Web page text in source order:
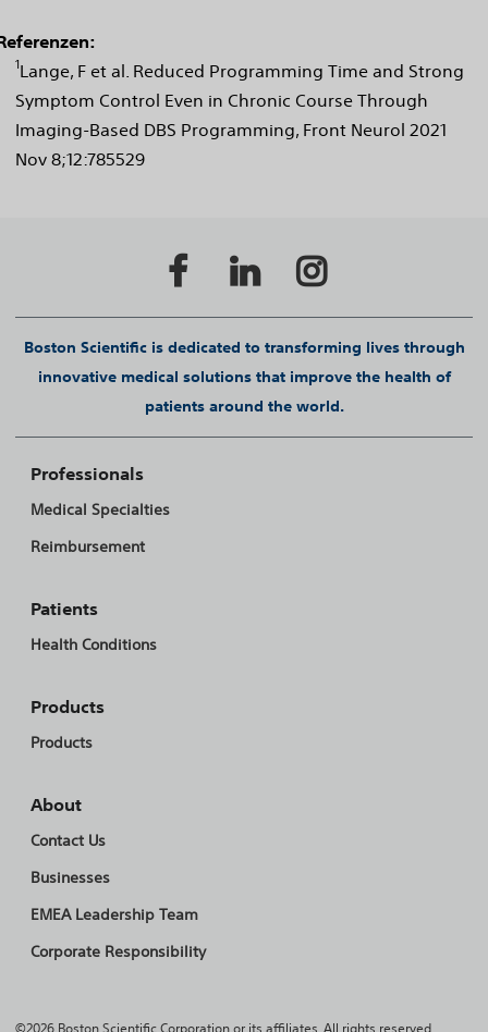
1Lange, F et al. Reduced Programming Time and Strong
Symptom Control Even in Chronic Course Through
Imaging-Based DBS Programming, Front Neurol 2021
Nov 8;12:785529
Boston Scientific is dedicated to transforming lives through
innovative medical solutions that improve the health of
patients around the world.
Professionals
Medical Specialties
Reimbursement
Patients
Health Conditions
Products
Products
About
Contact Us
Businesses
EMEA Leadership Team
Corporate Responsibility
©2026 Boston Scientific Corporation or its affiliates. All rights reserved.